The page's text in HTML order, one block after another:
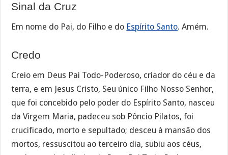
Sinal da Cruz
Em nome do Pai, do Filho e do Espírito Santo. Amém.
Credo
Creio em Deus Pai Todo-Poderoso, criador do céu e da
terra, e em Jesus Cristo, Seu único Filho Nosso Senhor,
que foi concebido pelo poder do Espírito Santo, nasceu
da Virgem Maria, padeceu sob Pôncio Pilatos, foi
crucificado, morto e sepultado; desceu à mansão dos
mortos, ressuscitou ao terceiro dia, subiu aos céus,